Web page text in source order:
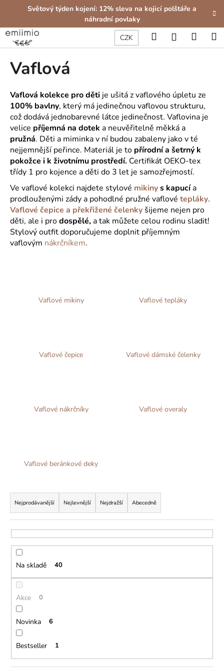
Světový týden kojení: 12% sleva na kojicí polštáře a
náhradní povlaky
CZK
HledatPřihlášení
Vaflová
Vaflová kolekce pro děti je ušitá z vaflového úpletu ze
100% bavlny, který má jedinečnou vaflovou strukturu,
což dodává jednobarevné látce jedinečnost. Vaflovina je
velice příjemná na dotek a neuvěřitelně měkká a
pružná. Děti a miminka v ní budou zabaleny jako v té
nejjemnější peřince. Materiál je to přírodní a šetrný k
pokožce i k životnímu prostředí. Certifikát OEKO-tex
třídy 1 pro kojence a děti do 3 let je samozřejmostí.
Ve vaflové kolekci najdete stylové mikinys kapucía
prodlouženými zády a pohodlné pružné vaflové tepláky.
Vaflové čepice a překřižené čelenky šijeme nejen pro
děti, ale i prodospělé,a tak můžete celou rodinu sladit!
Stylový outfit doporučujeme doplnit příjemným
vaflovým nákrčníkem.
Vaflové mikiny Vaflové tepláky
Vaflové čepice Vaflové dámské čelenky
Vaflové nákrčníky Vaflové overaly
Vaflové beránkové deky
Ř
a
z
e
n
r
o
d
ů
Nejprodávanější Nejlevnější Nejdražší Abecedně
Na skladě 40
Akce 0
Novinka 6
Bestseller 1
š
í
o
o
t
ř
e
b
u
j
e
t
e
n
a
j
m
e